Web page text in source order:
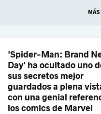
'Spider-Man: Brand
Day' ha ocultado uno
sus secretos mejor
guardados a plena
con una genial
los comics de Marvel